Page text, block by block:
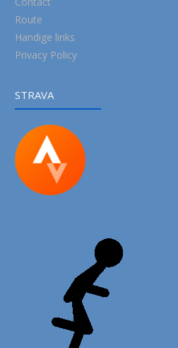
Route
Handige links
Privacy Policy
STRAVA